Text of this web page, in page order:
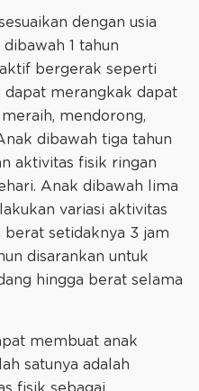
dengan usia
1 tahun
bergerak seperti
merangkak dapat
mendorong,
dibawah tiga tahun
aktivitas fisik ringan
Anak dibawah lima
variasi aktivitas
berat setidaknya 3 jam
disarankan untuk
hingga berat selama
membuat anak
satunya adalah
fisik sebagai